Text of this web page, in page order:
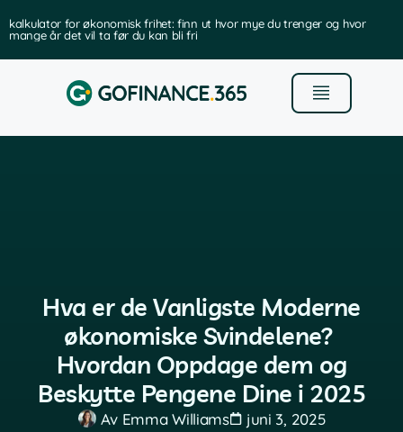
kalkulator for økonomisk frihet: finn ut hvor mye du trenger og hvor
mange år det vil ta før du kan bli fri
Hva er de Vanligste Moderne
økonomiske Svindelene?
Hvordan Oppdage dem og
Beskytte Pengene Dine i 2025
Av Emma Williams juni 3, 2025